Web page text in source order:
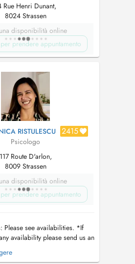
Rue Henri Dunant,
8024 Strassen
disponibilità online
prendere appuntamento
RISTULESCU 2415
Psicologo
117 Route D'arlon,
8009 Strassen
disponibilità online
prendere appuntamento
Please see availabilities. *If
availability please send us an
time and the reason
: